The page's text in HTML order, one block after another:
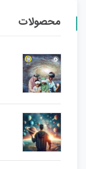
محصولات